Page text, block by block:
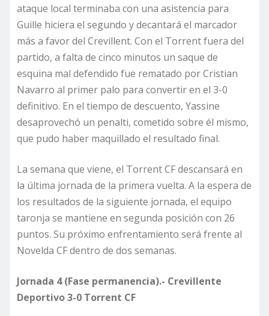
ataque local terminaba con una asistencia para
Guille hiciera el segundo y decantará el marcador
más a favor del Crevillent. Con el Torrent fuera del
partido, a falta de cinco minutos un saque de
esquina mal defendido fue rematado por Cristian
Navarro al primer palo para convertir en el 3-0
definitivo. En el tiempo de descuento, Yassine
desaprovechó un penalti, cometido sobre él mismo,
que pudo haber maquillado el resultado final.
La semana que viene, el Torrent CF descansará en
la última jornada de la primera vuelta. A la espera de
los resultados de la siguiente jornada, el equipo
taronja se mantiene en segunda posición con 26
puntos. Su próximo enfrentamiento será frente al
Novelda CF dentro de dos semanas.
Jornada 4 (Fase permanencia).- Crevillente
Deportivo 3-0 Torrent CF